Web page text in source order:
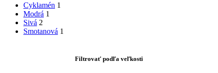
Cyklamén 1
Modrá 1
Sivá 2
Smotanová 1
Filtrovať podľa veľkosti